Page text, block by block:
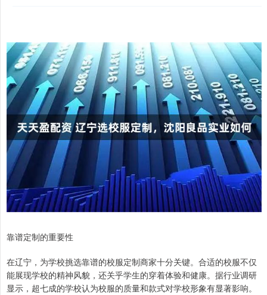
靠谱定制的重要性
在辽宁，为学校挑选靠谱的校服定制商家十分关键。合适的校服不仅
能展现学校的精神风貌，还关乎学生的穿着体验和健康。据行业调研
显示，超七成的学校认为校服的质量和款式对学校形象有显著影响。